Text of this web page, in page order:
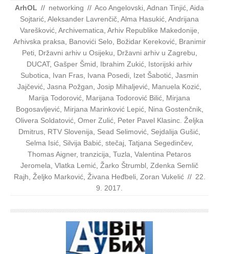
ArhOL // networking // Aco Angelovski Adnan Tinjić Aida
Sojtarić Aleksander Lavrenčič Alma Hasukić Andrijana
Varešković, Archivematica Arhiv Republike Makedonije
Arhivska praksa
Banovići Selo Božidar Kereković, Branimir
Peti, Državni arhiv u Osijeku Državni arhiv u Zagrebu
DUCAT, Gašper Šmid Ibrahim Zukić Istorijski arhiv
Subotica
Ivan Fras Ivana Posedi Izet Šabotić Jasmin
Jajčević Jasna Požgan Josip Mihaljević Manuela Kozić
Marija Todorović Marijana Todorović Bilić Mirjana
Bogosavljević, Mirjana Marinković Lepić, Nina Gostenčnik,
Olivera Soldatović Omer Zulić Peter Pavel Klasinc. Željka
Dmitrus RTV Slovenija Sead Selimović Sejdalija Gušić
Selma Isić Silvija Babić stečaj Tatjana Segedinčev,
Thomas Aigner, tranzicija Tuzla Valentina Petaros
Jeromela Vlatka Lemić Žarko Štrumbl Zdenka Semlič
Rajh Željko Marković, Živana Heđbeli, Zoran Vukelić // 22.
9. 2017.